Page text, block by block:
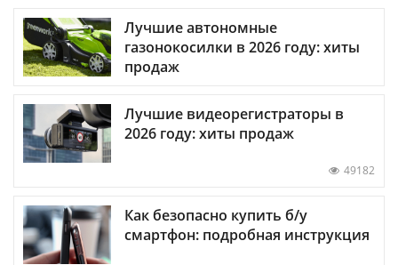
Лучшие автономные
газонокосилки в 2026 году: хиты
продаж
Лучшие видеорегистраторы в
2026 году: хиты продаж
49182
Как безопасно купить б/у
смартфон: подробная инструкция